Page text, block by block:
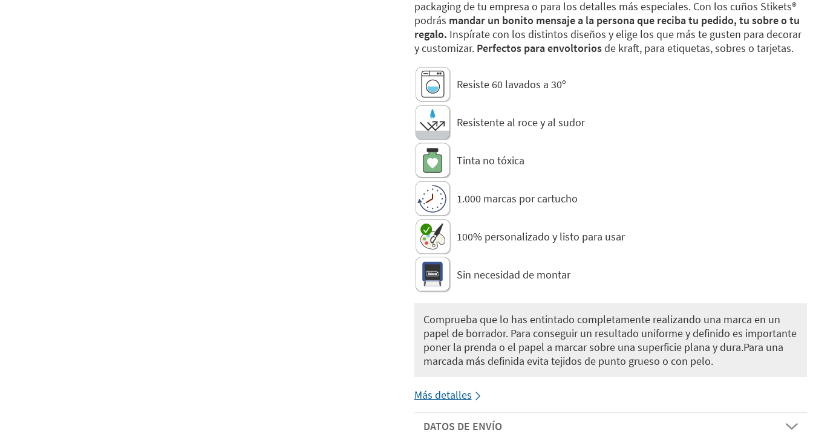
packaging de tu empresa o para los detalles más especiales. Con los cuños Stikets®️
podrás mandar un bonito mensaje a la persona que recibatu pedido, tu sobre o tu
regalo. Inspírate con los distintos diseños y elige los que más te gusten para decorar
y customizar. Perfectos para envoltoriosde kraft, para etiquetas, sobres o tarjetas.
Resiste 60 lavados a 30º
Resistente al roce y al sudor
Tinta no tóxica
1.000 marcas por cartucho
100% personalizado y listo para usar
Sin necesidad de montar
Comprueba que lo has entintado completamente realizando una marca en un
papel de borrador. Para conseguir un resultado uniforme y definido es importante
poner la prenda o el papel a marcar sobre una superficie plana y dura.Para una
marcada más definida evita tejidos de punto grueso o con pelo.
Más detalles
DATOS DE ENVÍO